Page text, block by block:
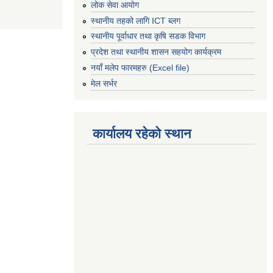
लोक सेवा आयोग
स्थानीय तहको लागि ICT ब्लग
स्थानीय पूर्वाधार तथा कृषि सडक विभाग
प्रदेश तथा स्थानीय शासन सहयोग कार्यक्रम
नयाँ मलेप फारमहरु (Excel file)
मेल सर्भर
कार्यालय रहेको स्थान